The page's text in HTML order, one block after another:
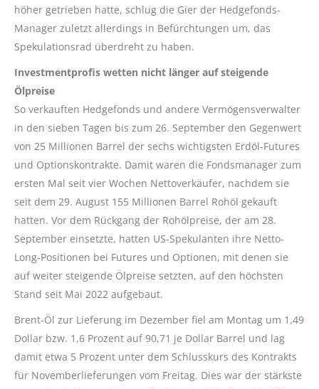
höher getrieben hatte, schlug die Gier der Hedgefonds-
Manager zuletzt allerdings in Befürchtungen um, das
Spekulationsrad überdreht zu haben.
Investmentprofis wetten nicht länger auf steigende
Ölpreise
So verkauften Hedgefonds und andere Vermögensverwalter
in den sieben Tagen bis zum 26. September den Gegenwert
von 25 Millionen Barrel der sechs wichtigsten Erdöl-Futures
und Optionskontrakte. Damit waren die Fondsmanager zum
ersten Mal seit vier Wochen Nettoverkäufer, nachdem sie
seit dem 29. August 155 Millionen Barrel Rohöl gekauft
hatten. Vor dem Rückgang der Rohölpreise, der am 28.
September einsetzte, hatten US-Spekulanten ihre Netto-
Long-Positionen bei Futures und Optionen, mit denen sie
auf weiter steigende Ölpreise setzten, auf den höchsten
Stand seit Mai 2022 aufgebaut.
Brent-Öl zur Lieferung im Dezember fiel am Montag um 1,49
Dollar bzw. 1,6 Prozent auf 90,71 je Dollar Barrel und lag
damit etwa 5 Prozent unter dem Schlusskurs des Kontrakts
für Novemberlieferungen vom Freitag. Dies war der stärkste